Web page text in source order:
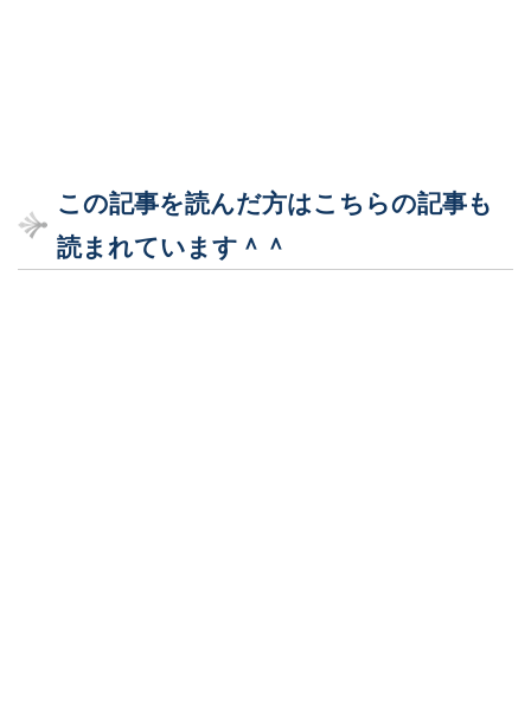
この記事を読んだ方はこちらの記事も
読まれています＾＾